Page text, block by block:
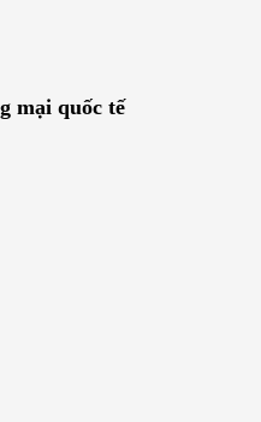
mại quốc tế